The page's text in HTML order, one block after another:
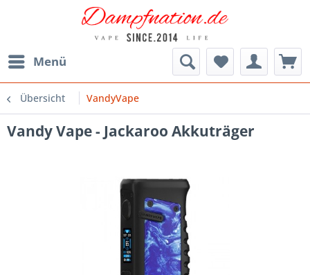
Menü
Übersicht VandyVape
Vandy Vape - Jackaroo Akkuträger